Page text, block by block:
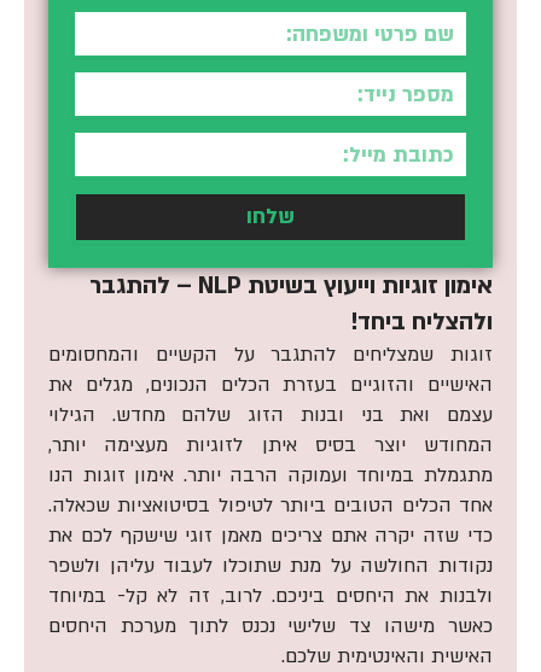
שם
מספר
נייד
אימייל
שלחו
אימון זוגיות וייעוץ בשיטת NLP – להתגבר
ולהצליח ביחד!
זוגות שמצליחים להתגבר על הקשיים והמחסומים
האישיים והזוגיים בעזרת הכלים הנכונים, מגלים את
עצמם ואת בני ובנות הזוג שלהם מחדש. הגילוי
המחודש יוצר בסיס איתן לזוגיות מעצימה יותר,
מתגמלת במיוחד ועמוקה הרבה יותר. אימון זוגות הנו
אחד הכלים הטובים ביותר לטיפול בסיטואציות שכאלה.
כדי שזה יקרה אתם צריכים מאמן זוגי שישקף לכם את
נקודות החולשה על מנת שתוכלו לעבוד עליהן ולשפר
ולבנות את היחסים ביניכם. לרוב, זה לא קל- במיוחד
כאשר מישהו צד שלישי נכנס לתוך מערכת היחסים
האישית והאינטימית שלכם.